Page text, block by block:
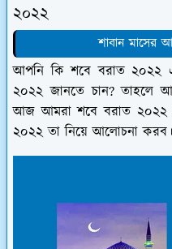
২০২২
শাবান মাসের
আপনি কি শবে বরাত ২০২২
২০২২ জানতে চান? তাহলে
আজ আমরা শবে বরাত ২০২২
২০২২ তা নিয়ে আলোচনা করব।